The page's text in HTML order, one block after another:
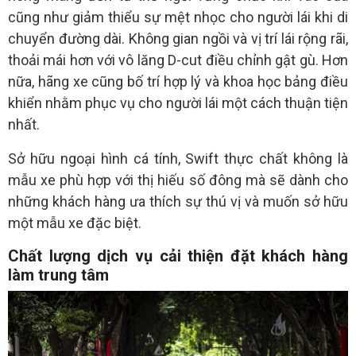
cũng như giảm thiểu sự mệt nhọc cho người lái khi di
chuyển đường dài. Không gian ngồi và vị trí lái rộng rãi,
thoải mái hơn với vô lăng D-cut điều chỉnh gật gù. Hơn
nữa, hãng xe cũng bố trí hợp lý và khoa học bảng điều
khiển nhằm phục vụ cho người lái một cách thuận tiện
nhất.
Sở hữu ngoại hình cá tính, Swift thực chất không là
mẫu xe phù hợp với thị hiếu số đông mà sẽ dành cho
những khách hàng ưa thích sự thú vị và muốn sở hữu
một mẫu xe đặc biệt.
Chất lượng dịch vụ cải thiện đặt khách hàng
làm trung tâm